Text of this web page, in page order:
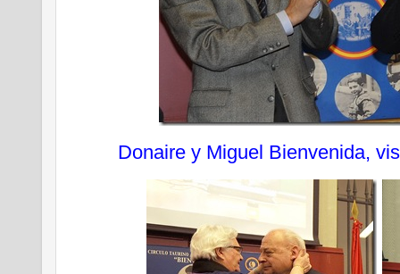
Donaire y Miguel Bienvenida,